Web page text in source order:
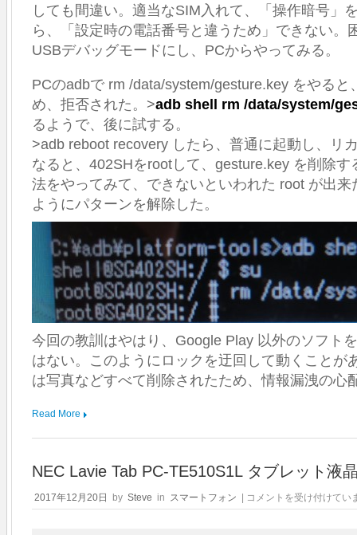
パ
タ
ン
ッ
解
除
は
しても間違い。適当なSIM入れて、「操作暗号」
ら、「設定時の電話番号と違うため」できない。
USBデバッグモードにし、PCからやってみる。
PCのadbで rm /data/system/gesture.key をやると
め、拒否された。>adb shell rm /data/system/
るようで、後に試する。
>adb reboot recovery したら、普通に起動し、リ
なると、402SHをrootして、gesture.key を削除
法をやってみて、できないといわれた root が出
ようにパターンを解除した。
今回の教訓はやはり、Google Play 以外のソフト
はない。このようにロックを迂回して動くことが
は写真などすべて削除されたため、情報漏洩の心
Read More
NEC Lavie Tab PC-TE510S1L タブレット液
2017年12月20日 by Steve in スマートフォン
NEC
Lavie
コメントを受け付けてい